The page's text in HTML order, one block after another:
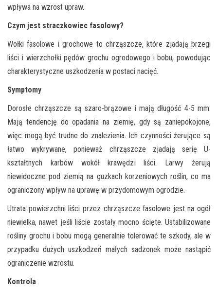
wpływa na wzrost upraw.
Czym jest straczkowiec fasolowy?
Wołki fasolowe i grochowe to chrząszcze, które zjadają brzegi
liści i wierzchołki pędów grochu ogrodowego i bobu, powodując
charakterystyczne uszkodzenia w postaci nacięć.
Symptomy
Dorosłe chrząszcze są szaro-brązowe i mają długość 4-5 mm.
Mają tendencję do opadania na ziemię, gdy są zaniepokojone,
więc mogą być trudne do znalezienia. Ich czynności żerujące są
łatwo wykrywane, ponieważ chrząszcze zjadają serię U-
kształtnych karbów wokół krawędzi liści. Larwy żerują
niewidoczne pod ziemią na guzkach korzeniowych roślin, co ma
ograniczony wpływ na uprawę w przydomowym ogrodzie.
Utrata powierzchni liści przez chrząszcze fasolowe jest na ogół
niewielka, nawet jeśli liście zostały mocno ścięte. Ustabilizowane
rośliny grochu i bobu mogą generalnie tolerować te szkody, ale w
przypadku dużych uszkodzeń małych sadzonek może nastąpić
ograniczenie wzrostu.
Kontrola